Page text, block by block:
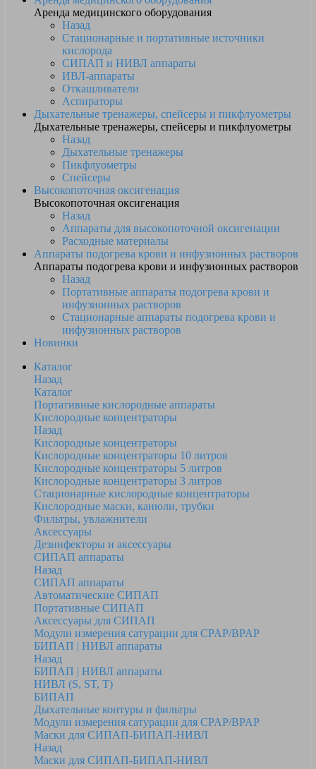
Аренда медицинского оборудования
Назад
Стационарные и портативные источники
кислорода
СИПАП и НИВЛ аппараты
ИВЛ-аппараты
Откашливатели
Аспираторы
Дыхательные тренажеры, спейсеры и пикфлуометры
Дыхательные тренажеры, спейсеры и пикфлуометры
Назад
Дыхательные тренажеры
Пикфлуометры
Спейсеры
Высокопоточная оксигенация
Высокопоточная оксигенация
Назад
Аппараты для высокопоточной оксигенации
Расходные материалы
Аппараты подогрева крови и инфузионных растворов
Аппараты подогрева крови и инфузионных растворов
Назад
Портативные аппараты подогрева крови и
инфузионных растворов
Стационарные аппараты подогрева крови и
инфузионных растворов
Новинки
Каталог
Назад
Каталог
Портативные кислородные аппараты
Кислородные концентраторы
Назад
Кислородные концентраторы
Кислородные концентраторы 10 литров
Кислородные концентраторы 5 литров
Кислородные концентраторы 3 литров
Стационарные кислородные концентраторы
Кислородные маски, канюли, трубки
Фильтры, увлажнители
Аксессуары
Дезинфекторы и аксессуары
СИПАП аппараты
Назад
СИПАП аппараты
Автоматические СИПАП
Портативные СИПАП
Аксессуары для СИПАП
Модули измерения сатурации для CPAP/BPAP
БИПАП | НИВЛ аппараты
Назад
БИПАП | НИВЛ аппараты
НИВЛ (S, ST, T)
БИПАП
Дыхательные контуры и фильтры
Модули измерения сатурации для CPAP/BPAP
Маски для СИПАП-БИПАП-НИВЛ
Назад
Маски для СИПАП-БИПАП-НИВЛ